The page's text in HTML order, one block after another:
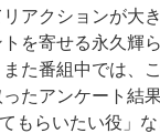
アクションが大
を寄せる永久輝
た番組中では、
たアンケート結
もらいたい役」